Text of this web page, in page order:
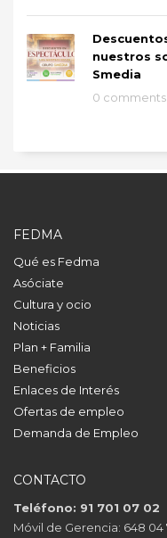
nuestros
Smedia
0 comments
FEDMA
Qué es Fedma
Asóciate
Cultura y ocio
Noticias
Plan + Familia
Beneficios
Enlaces de Interés
Ofertas de empleo
Demanda de Empleo
CONTACTO
Teléfono: 91 701 07 02
Móvil de Gerencia: 648 04